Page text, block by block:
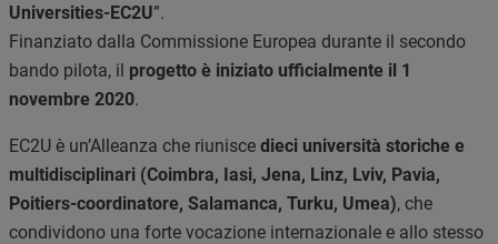
Universities-EC2U”.
Finanziato dalla Commissione Europea durante il secondo
bando pilota, il progetto è iniziato ufficialmente il 1
novembre 2020.
EC2U è un’Alleanza che riunisce dieci università storiche e
multidisciplinari (Coimbra, Iasi, Jena, Linz, Lviv, Pavia,
Poitiers-coordinatore, Salamanca, Turku, Umea), che
condividono una forte vocazione internazionale e allo stesso